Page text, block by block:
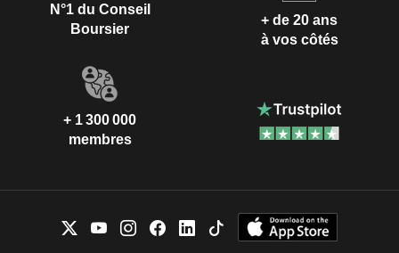
N°1 du Conseil
Boursier
+ de 20 ans
à vos côtés
+ 1 300 000
membres